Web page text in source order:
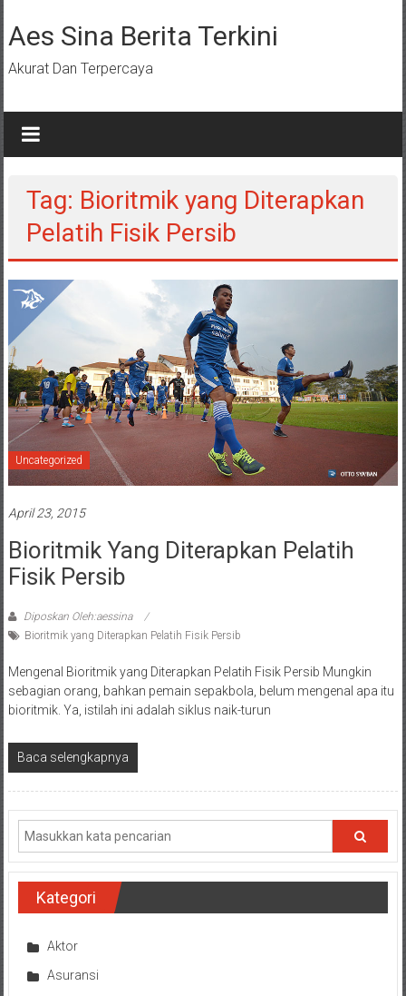
ke
konten
Aes Sina Berita Terkini
Akurat Dan Terpercaya
Tag: Bioritmik yang Diterapkan
Pelatih Fisik Persib
Uncategorized
April 23, 2015
Bioritmik Yang Diterapkan Pelatih
Fisik Persib
Diposkan Oleh:aessina
Bioritmik yang Diterapkan Pelatih Fisik Persib
Mengenal Bioritmik yang Diterapkan Pelatih Fisik Persib Mungkin
sebagian orang, bahkan pemain sepakbola, belum mengenal apa itu
bioritmik. Ya, istilah ini adalah siklus naik-turun
Baca selengkapnya
Kategori
Aktor
Asuransi